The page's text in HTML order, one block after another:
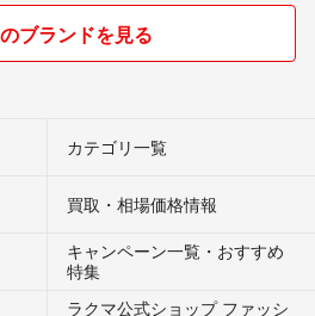
ブランドを見る
カテゴリ一覧
買取・相場価格情報
キャンペーン一覧・おすすめ
特集
ラクマ公式ショップ ファッシ